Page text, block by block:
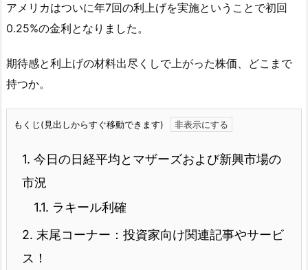
アメリカはついに年7回の利上げを実施ということで初回
0.25%の金利となりました。
期待感と利上げの材料出尽くしで上がった株価、どこまで
持つか。
もくじ(見出しからすぐ移動できます)
1. 今日の日経平均とマザーズおよび新興市場の
市況
1.1. ラキール利確
2. 末尾コーナー：投資家向け関連記事やサービ
ス！